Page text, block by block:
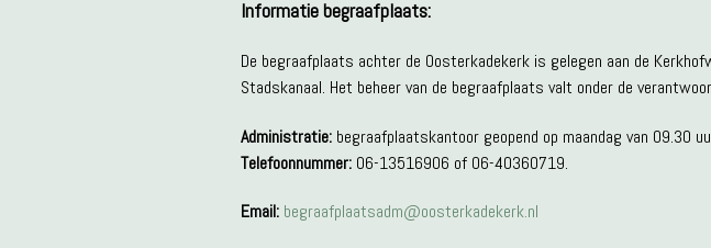
Informatie begraafplaats:
De begraafplaats achter de Oosterkadekerk is gelegen aan de
Stadskanaal. Het beheer van de begraafplaats valt onder de
Administratie:begraafplaatskantoor geopend op maandag van 09.30
Telefoonnummer:06-13516906 of 06-40360719.
Email: begraafplaatsadm@oosterkadekerk.nl